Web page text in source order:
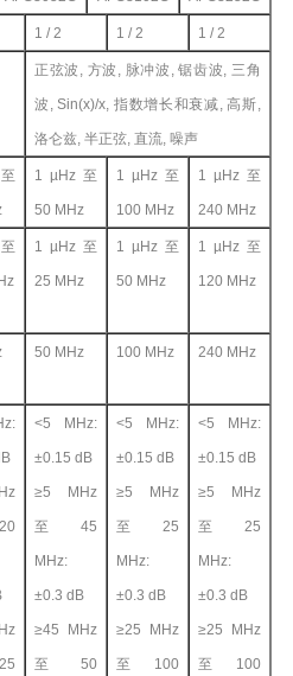
1 / 2 1 / 2 1 / 2
正弦波, 方波, 脉冲波, 锯齿波, 三角
波, Sin(x)/x, 指数增长和衰减, 高斯,
洛仑兹, 半正弦, 直流, 噪声
至 1 µHz 至
50 MHz
1 µHz 至
100 MHz
1 µHz 至
240 MHz
至 1 µHz 至
25 MHz
1 µHz 至
50 MHz
1 µHz 至
120 MHz
50 MHz 100 MHz 240 MHz
<5 MHz:
±0.15 dB
≥5 MHz
至 45
MHz:
±0.3 dB
≥45 MHz
至 50
<5 MHz:
±0.15 dB
≥5 MHz
至 25
MHz:
±0.3 dB
≥25 MHz
至 100
<5 MHz:
±0.15 dB
≥5 MHz
至 25
MHz:
±0.3 dB
≥25 MHz
至 100